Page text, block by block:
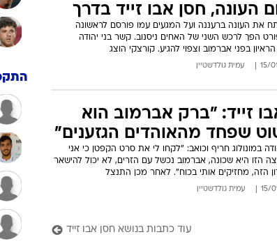
העונה, חסן אבו זייד בדרך
את העונה ברעננה ועל המגעים עמו פורסם לראשונה
הפך לרכש השני של האחים ניסנוב. קשר בני יהודה
בפני אברמוב וצפוי להגיע. קורצקי הוצג
עמית גולדשטיין
זייד: "ברק אברמוב הוא
שפחד מהאוהדים הגזענים"
במונולוג חריף וכואב: "לקחו לי את סרט הקפטן כי אני
הזו היא שכונה, אברמוב נכשל עם הזרים, לא יכול להישאר
הזה, מחזיקים אותי בכוח". לאחר מכן התנצל
עמית גולדשטיין
עוד כתבות בנושא חסן אבו זייד